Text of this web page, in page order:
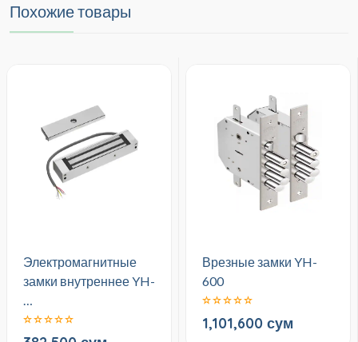
Похожие товары
Электромагнитные
замки внутреннее YH-
Врезные замки YH-
600
1,101,600 сум